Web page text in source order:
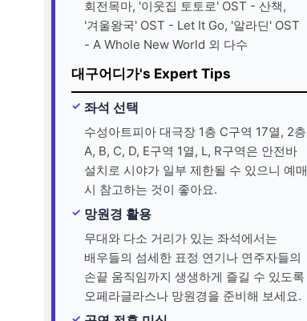
회전목마, '이웃집 토토로' OST - 산책,
'겨울왕국' OST - Let It Go, '알라딘' OST
- A Whole New World 외 다수
대구어디가's Expert Tips
좌석 선택
수성아트피아 대극장 1층 C구역 17열, 2층
A, B, C, D, E구역 1열, L, R구역은 안전바
설치로 시야가 일부 제한될 수 있으니 예매
시 참고하는 것이 좋아요.
망원경 활용
무대와 다소 거리가 있는 좌석에서는
배우들의 섬세한 표정 연기나 연주자들의
손끝 움직임까지 생생하게 즐길 수 있도록
오페라글라스나 망원경을 준비해 보세요.